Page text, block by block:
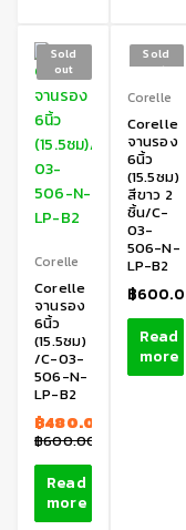
Sold
out
Corelle
Corelle
จานรอง
6นิ้ว
(15.5ซม)
/C-03-
506-N-
LP-B2
฿600.00
฿480.00
Read
more
Sold
out
Corelle
Corelle
จานรอง
6นิ้ว
(15.5ซม)
สีขาว 2
ชิ้น/C-
03-
506-N-
LP-B2
฿600.00
Read
more